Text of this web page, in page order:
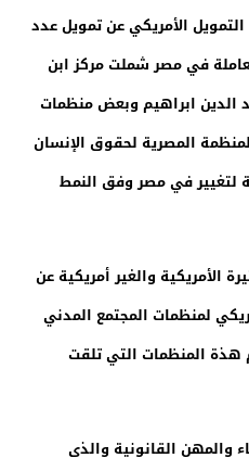
الأمريكي عن تمويل عدد
في مصر شملت مركز ابن
ابراهيم وبعض منظمات
المصرية لحقوق الإنسان
لتغيير في مصر وفق النمط
الأمريكية والغير أمريكية عن
لمنظمات المجتمع المدني
المنظمات التي تلقت
والمهن القانونية والذي